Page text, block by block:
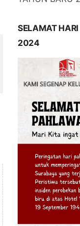
SELAMAT
2024